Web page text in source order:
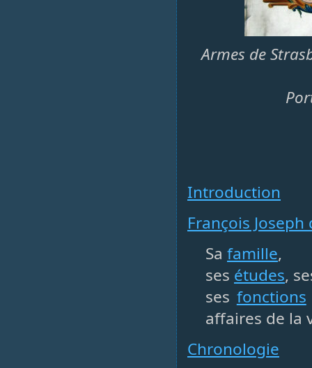
Armes de
Introduction
François
Sa famille,
ses études,
ses fonctions
affaires de la
Chronologie